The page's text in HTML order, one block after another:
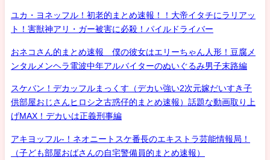
ユカ・ヨネッフル！初老的まとめ速報！！大帝イタチにラリアッ
ト！害獣神アリ・ガー被害に必殺！パイルドライバー
おネコさん的まとめ速報 僕の彼女はエリーちゃん人形！豆腐メ
ンタルメンヘラ電波中年アルバイターのぬいぐるみ男子末路編
スケバン！デカッフルまっくす（デカい強い2次元嫁だいすき子
供部屋おじさんヒロシ之古惑仔的まとめ速報）話題な動画取り上
げMAX！デカいは正義刑事編
アキヨッフル-！ネオニートスケ番長のエキストラ芸能情報局！
（子ども部屋おばさんの自宅警備員的まとめ速報）